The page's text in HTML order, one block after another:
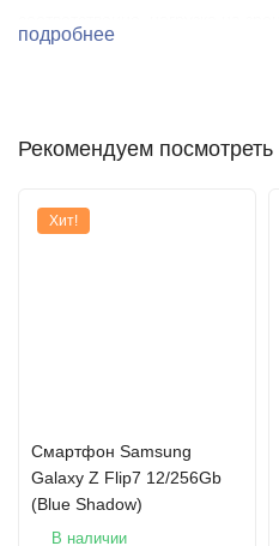
пользоваться смартфоном
скругленных углов и выреза
высокой яркости HBM (High
подробнее
Рекомендуем посмотреть
Хит!
Смартфон Samsung
Galaxy Z Flip7 12/256Gb
(Blue Shadow)
В наличии